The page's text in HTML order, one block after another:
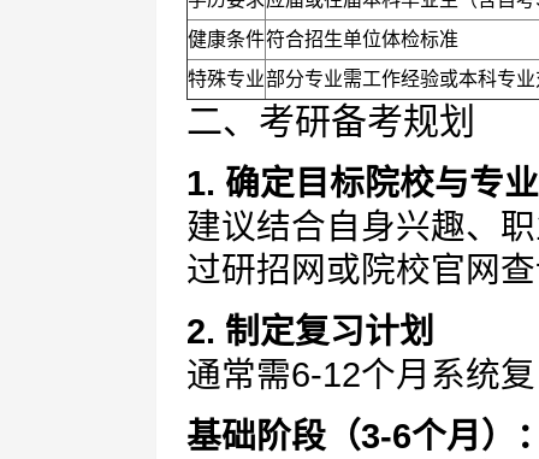
健康条件符合招生单位体检标准
特殊专业部分专业需工作经验或本科专
二、考研备考规划
1. 确定目标院校与专业
建议结合自身兴趣、
过研招网或院校官网
2. 制定复习计划
通常需6-12个月系统
基础阶段（3-6个月）